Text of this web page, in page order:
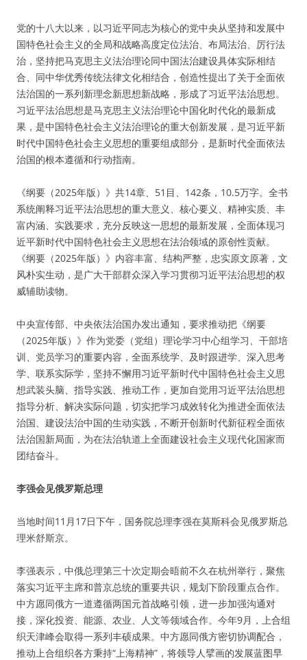
党的十八大以来，以习近平同志为核心的党中央从坚持和发展中
国特色社会主义的全局和战略高度定位法治、布局法治、厉行法
治，坚持把马克思主义法治理论同中国法治建设具体实际相结
合、同中华优秀传统法律文化相结合，创造性提出了关于全面依
法治国的一系列新理念新思想新战略，形成了习近平法治思想。
习近平法治思想是马克思主义法治理论中国化时代化的最新成
果，是中国特色社会主义法治理论的重大创新发展，是习近平新
时代中国特色社会主义思想的重要组成部分，是新时代全面依法
治国的根本遵循和行动指南。
《纲要（2025年版）》共14章、51目、142条，10.5万字。全书
系统阐释习近平法治思想的重大意义、核心要义、精神实质、丰
富内涵、实践要求，充分反映这一思想的最新发展，全面体现习
近平新时代中国特色社会主义思想在法治领域的原创性贡献。
《纲要（2025年版）》内容丰富、结构严整，忠实原文原著，文
风朴实生动，是广大干部群众深入学习贯彻习近平法治思想的权
威辅助读物。
中央宣传部、中央依法治国办发出通知，要求推动把《纲要
（2025年版）》作为党委（党组）理论学习中心组学习、干部培
训、党员学习的重要内容，全面系统学、及时跟进学、深入思考
学、联系实际学，坚持不懈用习近平新时代中国特色社会主义思
想武装头脑、指导实践、推动工作，更加自觉用习近平法治思想
指导分析、解决实际问题，切实把学习成效转化为推进全面依法
治国、建设法治中国的生动实践，不断开创新时代新征程全面依
法治国新局面，为在法治轨道上全面建设社会主义现代化国家而
团结奋斗。
李强会见俄罗斯总理
当地时间11月17日下午，国务院总理李强在莫斯科会见俄罗斯总
理米舒斯京。
李强表示，中俄总理第三十次定期会晤前不久在杭州举行，聚焦
落实习近平主席和普京总统的重要共识，规划下阶段重点合作。
中方愿同俄方一道遵循两国元首战略引领，进一步加强沟通对
接，深化投资、能源、农业、人文等领域合作。今年9月，上合组
织天津峰会取得一系列丰硕成果。中方愿同俄方密切协调配合，
推动上合组织各方秉持“上海精神”，将领导人擘画的发展蓝图早